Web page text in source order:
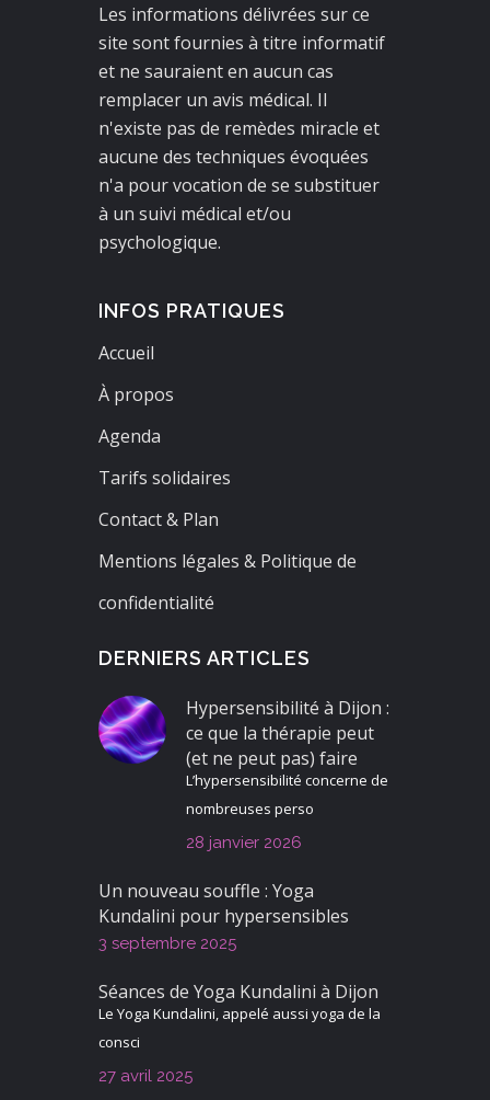
Les informations délivrées sur ce
site sont fournies à titre informatif
et ne sauraient en aucun cas
remplacer un avis médical. Il
n'existe pas de remèdes miracle et
aucune des techniques évoquées
n'a pour vocation de se substituer
à un suivi médical et/ou
psychologique.
INFOS PRATIQUES
Accueil
À propos
Agenda
Tarifs solidaires
Contact & Plan
Mentions légales & Politique de
confidentialité
DERNIERS ARTICLES
Hypersensibilité à Dijon :
ce que la thérapie peut
(et ne peut pas) faire
L’hypersensibilité concerne de
nombreuses perso
28 janvier 2026
Un nouveau souffle : Yoga
Kundalini pour hypersensibles
3 septembre 2025
Séances de Yoga Kundalini à Dijon
Le Yoga Kundalini, appelé aussi yoga de la
consci
27 avril 2025